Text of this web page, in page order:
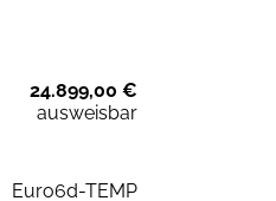
24.899,00 €
ausweisbar
Euro6d-TEMP